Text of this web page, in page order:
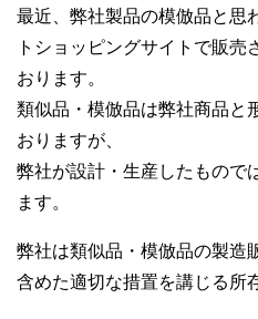
最近、弊社製品の模倣品と思
トショッピングサイトで販売
おります。
類似品・模倣品は弊社商品と
おりますが、
弊社が設計・生産したもので
ます。
弊社は類似品・模倣品の製造
含めた適切な措置を講じる所